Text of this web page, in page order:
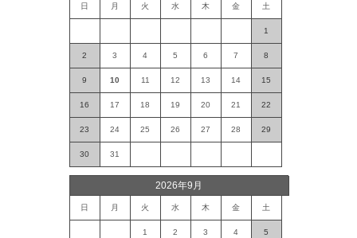
日 月 火 水 木 金 土
1
2 3 4 5 6 7 8
9 10 11 12 13 14 15
16 17 18 19 20 21 22
23 24 25 26 27 28 29
30 31
2026年9月
日 月 火 水 木 金 土
1 2 3 4 5